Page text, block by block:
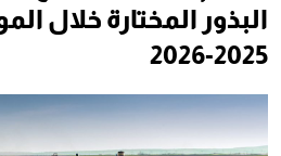
البذور المختارة خلال
2025-2026